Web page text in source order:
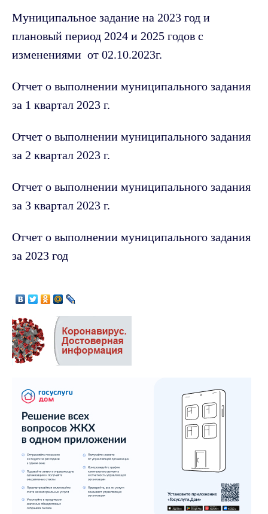
Муниципальное задание на 2023 год и
плановый период 2024 и 2025 годов с
изменениями от 02.10.2023г.
Отчет о выполнении муниципального задания
за 1 квартал 2023 г.
Отчет о выполнении муниципального задания
за 2 квартал 2023 г.
Отчет о выполнении муниципального задания
за 3 квартал 2023 г.
Отчет о выполнении муниципального задания
за 2023 год